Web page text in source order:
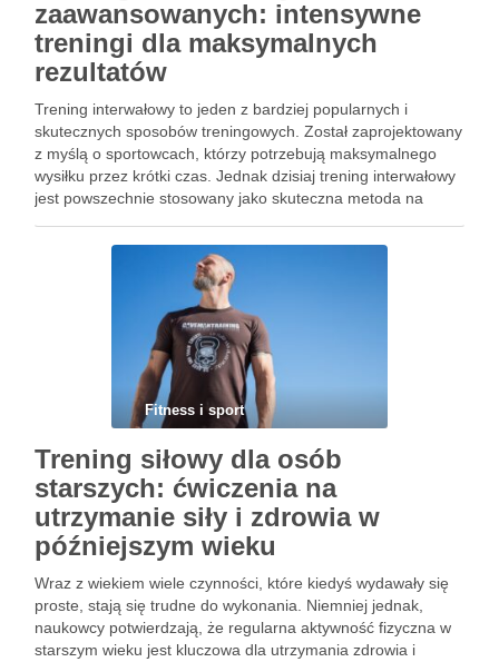
zaawansowanych: intensywne
treningi dla maksymalnych
rezultatów
Trening interwałowy to jeden z bardziej popularnych i
skutecznych sposobów treningowych. Został zaprojektowany
z myślą o sportowcach, którzy potrzebują maksymalnego
wysiłku przez krótki czas. Jednak dzisiaj trening interwałowy
jest powszechnie stosowany jako skuteczna metoda na
zdrowia i formy fizycznej. W tym …
Fitness i sport
Trening siłowy dla osób
starszych: ćwiczenia na
utrzymanie siły i zdrowia w
późniejszym wieku
Wraz z wiekiem wiele czynności, które kiedyś wydawały się
proste, stają się trudne do wykonania. Niemniej jednak,
naukowcy potwierdzają, że regularna aktywność fizyczna w
starszym wieku jest kluczowa dla utrzymania zdrowia i